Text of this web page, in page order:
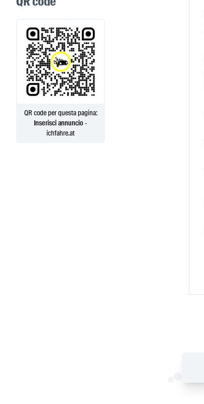
QR code per questa pagina:
Inserisci annuncio-
ichfahre.at